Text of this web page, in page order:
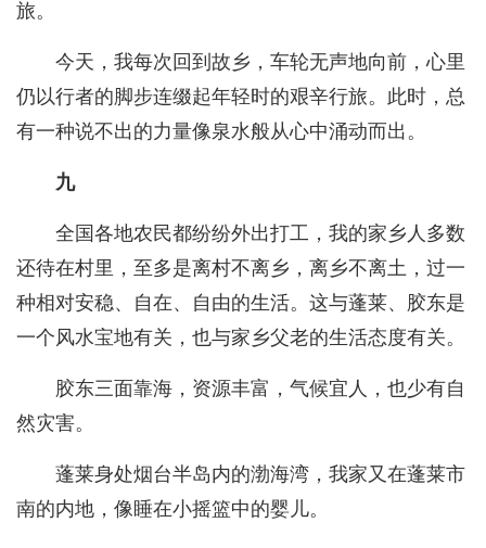
旅。
今天，我每次回到故乡，车轮无声地向前，心里
仍以行者的脚步连缀起年轻时的艰辛行旅。此时，总
有一种说不出的力量像泉水般从心中涌动而出。
九
全国各地农民都纷纷外出打工，我的家乡人多数
还待在村里，至多是离村不离乡，离乡不离土，过一
种相对安稳、自在、自由的生活。这与蓬莱、胶东是
一个风水宝地有关，也与家乡父老的生活态度有关。
胶东三面靠海，资源丰富，气候宜人，也少有自
然灾害。
蓬莱身处烟台半岛内的渤海湾，我家又在蓬莱市
南的内地，像睡在小摇篮中的婴儿。